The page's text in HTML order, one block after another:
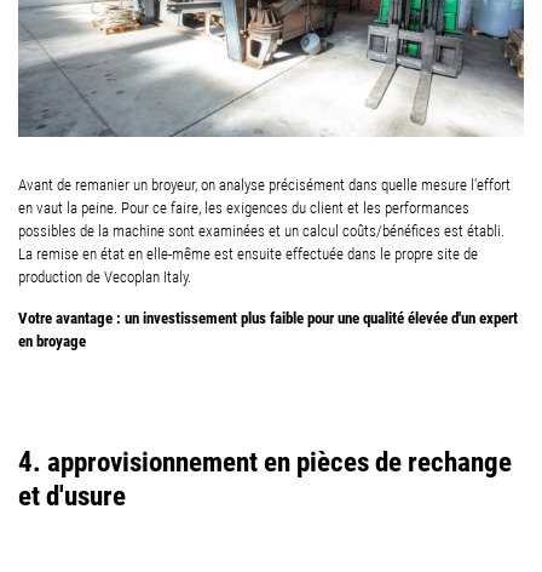
Avant de remanier un broyeur, on analyse précisément dans quelle mesure l'effort
en vaut la peine. Pour ce faire, les exigences du client et les performances
possibles de la machine sont examinées et un calcul coûts/bénéfices est établi.
La remise en état en elle-même est ensuite effectuée dans le propre site de
production de Vecoplan Italy.
Votre avantage : un investissement plus faible pour une qualité élevée d'un expert
en broyage
4. approvisionnement en pièces de rechange
et d'usure